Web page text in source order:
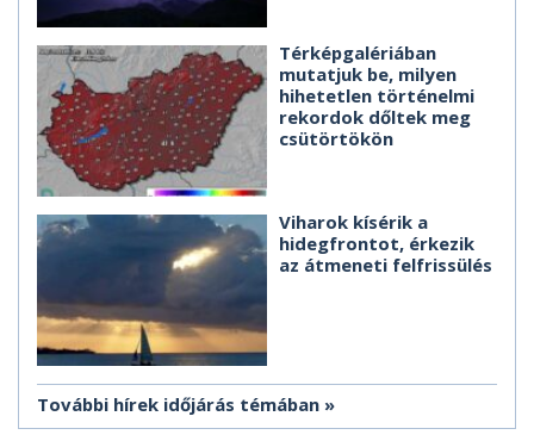
Térképgalériában
mutatjuk be, milyen
hihetetlen történelmi
rekordok dőltek meg
csütörtökön
Viharok kísérik a
hidegfrontot, érkezik
az átmeneti felfrissülés
További hírek időjárás témában